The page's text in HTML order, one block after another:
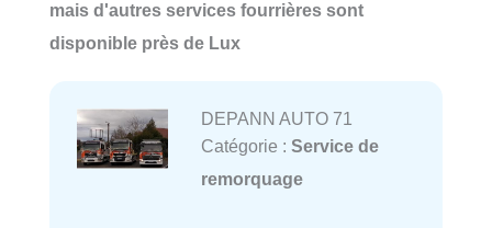
mais d'autres services fourrières sont
disponible près de Lux
DEPANN AUTO 71
Catégorie : Service de
remorquage